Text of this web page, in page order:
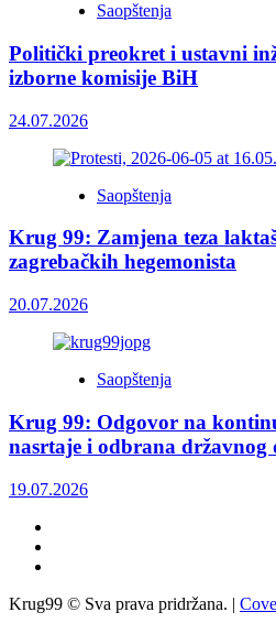
Saopštenja
Politički preokret i ustavni
izborne komisije BiH
24.07.2026
Saopštenja
Krug 99: Zamjena teza
zagrebačkih hegemonista
20.07.2026
Saopštenja
Krug 99: Odgovor na
nasrtaje i odbrana državnog
19.07.2026
Krug99 © Sva prava pridržana. |